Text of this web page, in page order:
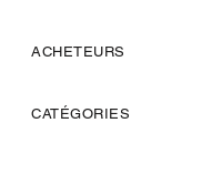
ACHETEURS
CATÉGORIES